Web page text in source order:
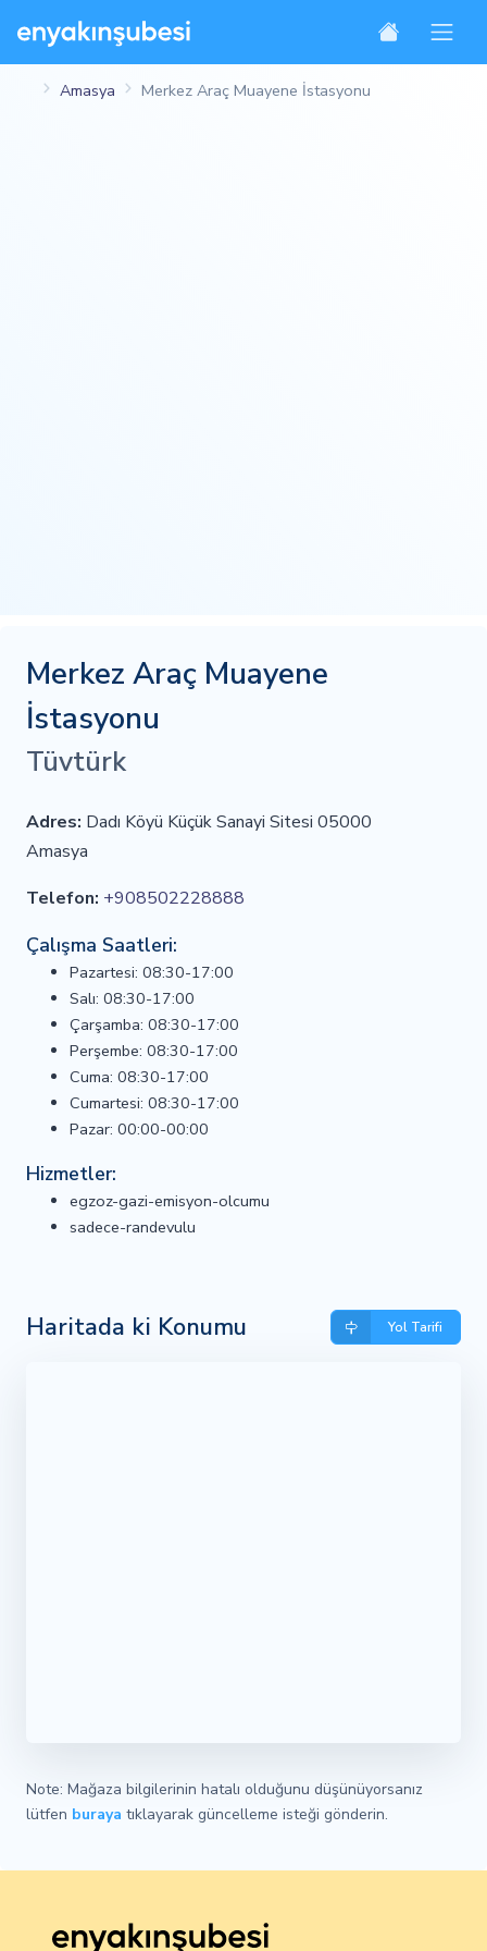
Amasya Merkez Araç Muayene İstasyonu
Merkez Araç Muayene
İstasyonu
Tüvtürk
Adres: Dadı Köyü Küçük Sanayi Sitesi 05000
Amasya
Telefon: +908502228888
Çalışma Saatleri:
Pazartesi: 08:30-17:00
Salı: 08:30-17:00
Çarşamba: 08:30-17:00
Perşembe: 08:30-17:00
Cuma: 08:30-17:00
Cumartesi: 08:30-17:00
Pazar: 00:00-00:00
Hizmetler:
egzoz-gazi-emisyon-olcumu
sadece-randevulu
Haritada ki Konumu Yol Tarifi
Note: Mağaza bilgilerinin hatalı olduğunu düşünüyorsanız
lütfen buraya tıklayarak güncelleme isteği gönderin.